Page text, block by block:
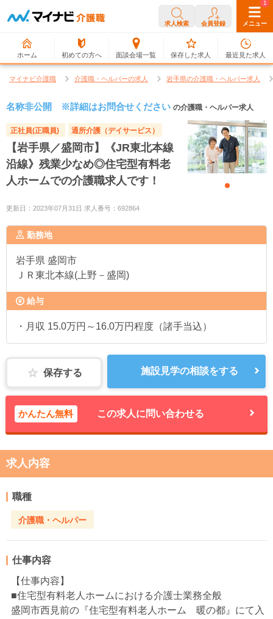
求人検索 会員登録 メニュー
ホーム 初めての方へ 面談会場一覧
0
保存した求人
1
最近見た求人
マイナビ介護職 介護職・ヘルパーの求人 岩手県の介護職・ヘルパー求人
名称非公開 ※詳細はお問合せください の介護職・ヘルパー求人
正社員(正職員) 通所介護（デイサービス）
【岩手県／盛岡市】《JR東北本線
沿線》残業少なめ◎住宅型有料老
人ホームでの介護職求人です！
更新日：2023年07月31日 求人番号：692864
勤務地
岩手県 盛岡市
ＪＲ東北本線(上野－盛岡)
給与
・月収 15.0万円～16.0万円程度（諸手当込）
保存する 施設見学の相談をする
かんたん無料 この求人に問い合わせる
求人内容
職種
介護職・ヘルパー
仕事内容
【仕事内容】
■住宅型有料老人ホームにおける介護士業務全般
盛岡市西見前の『住宅型有料老人ホーム 暖の都』にて入